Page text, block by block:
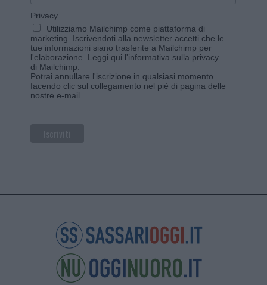
Privacy
Utilizziamo Mailchimp come piattaforma di
marketing. Iscrivendoti alla newsletter accetti che le
tue informazioni siano trasferite a Mailchimp per
l'elaborazione. Leggi qui l'informativa sulla privacy
di Mailchimp
Potrai annullare l'iscrizione in qualsiasi momento
facendo clic sul collegamento nel piè di pagina delle
nostre e-mail.